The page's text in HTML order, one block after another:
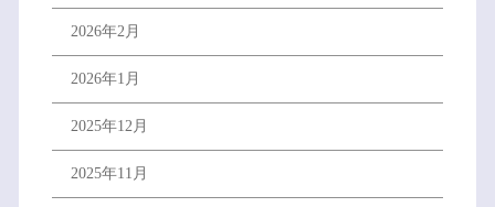
2026年2月
2026年1月
2025年12月
2025年11月